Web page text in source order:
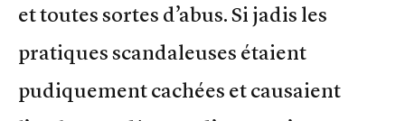
et toutes sortes d’abus. Si jadis les
pratiques scandaleuses étaient
pudiquement cachées et causaient